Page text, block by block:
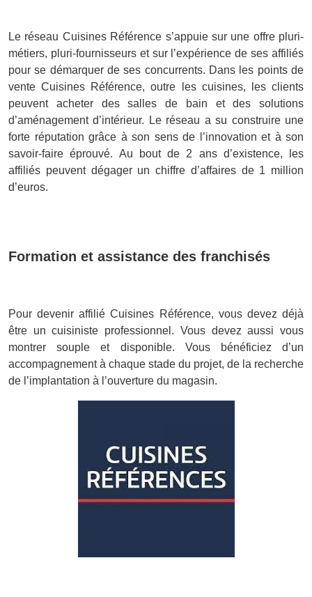
Le réseau Cuisines Référence s’appuie sur une offre pluri-
métiers, pluri-fournisseurs et sur l’expérience de ses affiliés
pour se démarquer de ses concurrents. Dans les points de
vente Cuisines Référence, outre les cuisines, les clients
peuvent acheter des salles de bain et des solutions
d’aménagement d’intérieur. Le réseau a su construire une
forte réputation grâce à son sens de l’innovation et à son
savoir-faire éprouvé. Au bout de 2 ans d’existence, les
affiliés peuvent dégager un chiffre d’affaires de 1 million
d’euros.
Formation et assistance des franchisés
Pour devenir affilié Cuisines Référence, vous devez déjà
être un cuisiniste professionnel. Vous devez aussi vous
montrer souple et disponible. Vous bénéficiez d’un
accompagnement à chaque stade du projet, de la recherche
de l’implantation à l’ouverture du magasin.